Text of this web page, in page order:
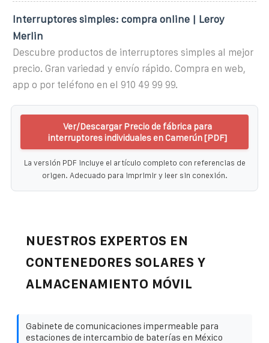
Interruptores simples: compra online | Leroy
Merlin
Descubre productos de interruptores simples al mejor
precio. Gran variedad y envío rápido. Compra en web,
app o por teléfono en el 910 49 99 99.
Ver/Descargar Precio de fábrica para
interruptores individuales en Camerún [PDF]
La versión PDF incluye el artículo completo con referencias de
origen. Adecuado para imprimir y leer sin conexión.
NUESTROS EXPERTOS EN
CONTENEDORES SOLARES Y
ALMACENAMIENTO MÓVIL
Gabinete de comunicaciones impermeable para
estaciones de intercambio de baterías en México